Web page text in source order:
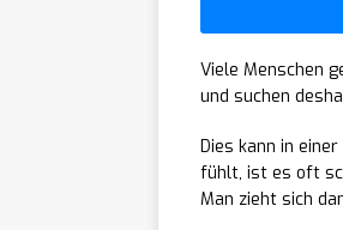
Viele Menschen
und suchen
Dies kann in
fühlt, ist es oft
Man zieht sich